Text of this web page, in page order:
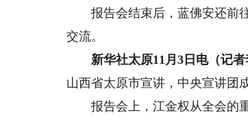
报告会结束后，蓝佛安还前往
交流。
新华社太原11月3日电（记者
山西省太原市宣讲，中央宣讲团
报告会上，江金权从全会的重